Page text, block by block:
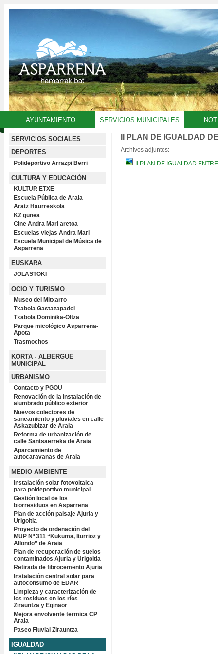
AYUNTAMIENTO SERVICIOS MUNICIPALES
SERVICIOS SOCIALES
DEPORTES
Polideportivo Arrazpi Berri
CULTURA Y EDUCACIÓN
KULTUR ETXE
Escuela Pública de Araia
Aratz Haurreskola
KZ gunea
Cine Andra Mari aretoa
Escuelas viejas Andra Mari
Escuela Municipal de Música de
Asparrena
EUSKARA
JOLASTOKI
OCIO Y TURISMO
Museo del Mitxarro
Txabola Gastazapadoi
Txabola Dominika-Oltza
Parque micológico Asparrena-
Apota
Trasmochos
KORTA - ALBERGUE
MUNICIPAL
URBANISMO
Contacto y PGOU
Renovación de la instalación de
alumbrado público exterior
Nuevos colectores de
saneamiento y pluviales en calle
Askazubizar de Araia
Reforma de urbanización de
calle Santsaerreka de Araia
Aparcamiento de
autocaravanas de Araia
MEDIO AMBIENTE
Instalación solar fotovoltaica
para poldeportivo municipal
Gestión local de los
biorresiduos en Asparrena
Plan de acción paisaje Ajuria y
Urigoitia
Proyecto de ordenación del
MUP Nº 311 “Kukuma, Iturrioz y
Allondo” de Araia
Plan de recuperación de suelos
contaminados Ajuria y Urigoitia
Retirada de fibrocemento Ajuria
Instalación central solar para
autoconsumo de EDAR
Limpieza y caracterización de
los residuos en los ríos
Zirauntza y Eginaor
Mejora envolvente termica CP
Araia
Paseo Fluvial Zirauntza
IGUALDAD
II PLAN DE IGUALDAD
Archivos adjuntos:
II PLAN DE IGUALDAD